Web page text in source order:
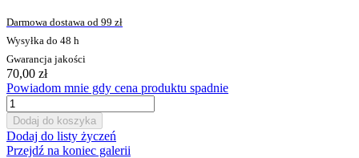
Darmowa dostawa od 99 zł
Wysyłka do 48 h
Gwarancja jakości
70,00 zł
Powiadom mnie gdy cena produktu spadnie
Dodaj do koszyka
Dodaj do listy życzeń
Przejdź na koniec galerii